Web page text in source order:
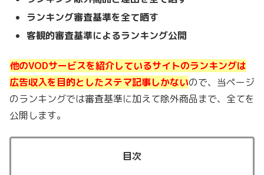
ランキング審査基準を全て晒す
客観的審査基準によるランキング公開
他のVODサービスを紹介しているサイトのランキングは
広告収入を目的としたステマ記事しかないので、当ページ
のランキングでは審査基準に加えて除外商品まで、全てを
公開します。
目次